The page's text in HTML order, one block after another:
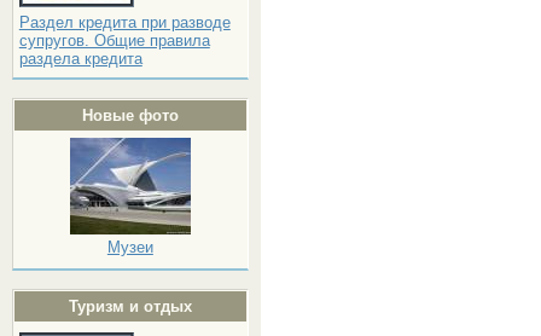
Раздел кредита при разводе
супругов. Общие правила
раздела кредита
Новые фото
Музеи
Туризм и отдых